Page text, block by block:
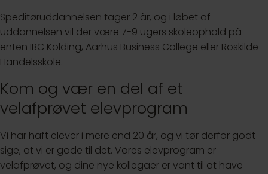
Speditøruddannelsen tager 2 år, og i løbet af
uddannelsen vil der være 7-9 ugers skoleophold på
enten IBC Kolding, Aarhus Business College eller Roskilde
Handelsskole.
Kom og vær en del af et
velafprøvet elevprogram
Vi har haft elever i mere end 20 år, og vi tør derfor godt
sige, at vi er gode til det. Vores elevprogram er
velafprøvet, og dine nye kollegaer er vant til at have